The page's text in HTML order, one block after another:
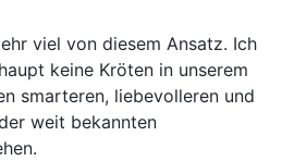
viel von diesem Ansatz. Ich
keine Kröten in unserem
smarteren, liebevolleren und
weit bekannten